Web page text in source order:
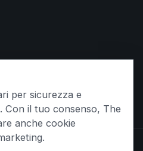
Group
per sicurezza e
Con il tuo consenso, The
anche cookie